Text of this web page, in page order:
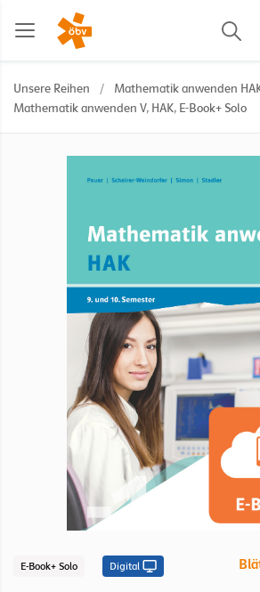
Unsere Reihen / Mathematik anwenden
Mathematik anwenden V, HAK, E-Book+ Solo
E-Book+ Solo Digital